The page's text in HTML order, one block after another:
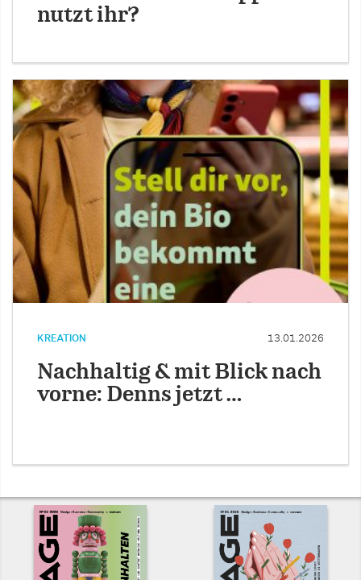
nutzt ihr?
KREATION 13.01.2026
Nachhaltig & mit Blick nach
vorne: Denns jetzt …